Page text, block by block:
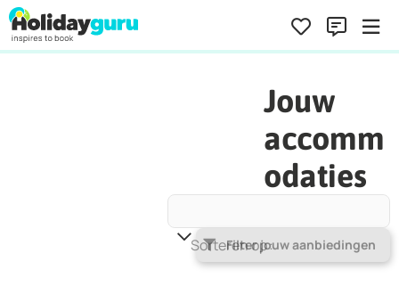
Jouw
accomm
odaties
Filter jouw aanbiedingen
Sorteren op Populariteit